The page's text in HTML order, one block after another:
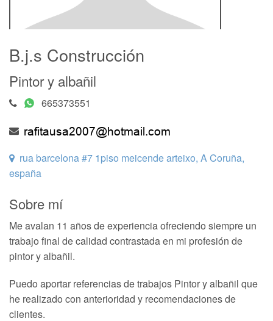
B.j.s Construcción
Pintor y albañil
665373551
rua barcelona #7 1piso meicende arteixo, A Coruña,
españa
Sobre mí
Me avalan 11 años de experiencia ofreciendo siempre un
trabajo final de calidad contrastada en mi profesión de
pintor y albañil.
Puedo aportar referencias de trabajos Pintor y albañil que
he realizado con anterioridad y recomendaciones de
clientes.